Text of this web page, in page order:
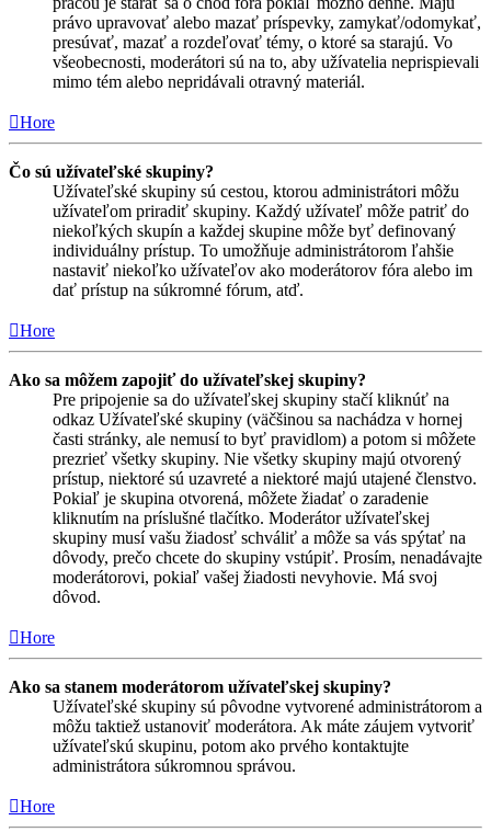
právo upravovať alebo mazať príspevky, zamykať/odomykať,
presúvať, mazať a rozdeľovať témy, o ktoré sa starajú. Vo
všeobecnosti, moderátori sú na to, aby užívatelia neprispievali
mimo tém alebo nepridávali otravný materiál.
Hore
Čo sú užívateľské skupiny?
Užívateľské skupiny sú cestou, ktorou administrátori môžu
užívateľom priradiť skupiny. Každý užívateľ môže patriť do
niekoľkých skupín a každej skupine môže byť definovaný
individuálny prístup. To umožňuje administrátorom ľahšie
nastaviť niekoľko užívateľov ako moderátorov fóra alebo im
dať prístup na súkromné fórum, atď.
Hore
Ako sa môžem zapojiť do užívateľskej skupiny?
Pre pripojenie sa do užívateľskej skupiny stačí kliknúť na
odkaz Užívateľské skupiny (väčšinou sa nachádza v hornej
časti stránky, ale nemusí to byť pravidlom) a potom si môžete
prezrieť všetky skupiny. Nie všetky skupiny majú otvorený
prístup, niektoré sú uzavreté a niektoré majú utajené členstvo.
Pokiaľ je skupina otvorená, môžete žiadať o zaradenie
kliknutím na príslušné tlačítko. Moderátor užívateľskej
skupiny musí vašu žiadosť schváliť a môže sa vás spýtať na
dôvody, prečo chcete do skupiny vstúpiť. Prosím, nenadávajte
moderátorovi, pokiaľ vašej žiadosti nevyhovie. Má svoj
dôvod.
Hore
Ako sa stanem moderátorom užívateľskej skupiny?
Užívateľské skupiny sú pôvodne vytvorené administrátorom a
môžu taktiež ustanoviť moderátora. Ak máte záujem vytvoriť
užívateľskú skupinu, potom ako prvého kontaktujte
administrátora súkromnou správou.
Hore